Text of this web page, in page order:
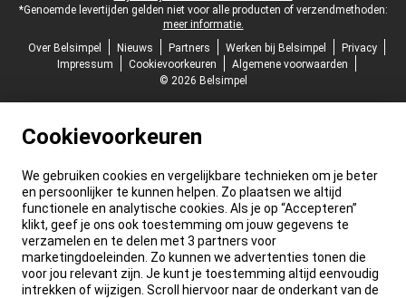
*Genoemde levertijden gelden niet voor alle producten of verzendmethoden:
meer informatie.
Over Belsimpel
Nieuws Partners Werken bij Belsimpel
Privacy
Impressum
Cookievoorkeuren
Algemene voorwaarden
© 2026 Belsimpel
Cookievoorkeuren
We gebruiken cookies en vergelijkbare technieken om je beter
en persoonlijker te kunnen helpen. Zo plaatsen we altijd
functionele en analytische cookies. Als je op “Accepteren”
klikt, geef je ons ook toestemming om jouw gegevens te
verzamelen en te delen met 3 partners voor
marketingdoeleinden. Zo kunnen we advertenties tonen die
voor jou relevant zijn. Je kunt je toestemming altijd eenvoudig
intrekken of wijzigen. Scroll hiervoor naar de onderkant van de